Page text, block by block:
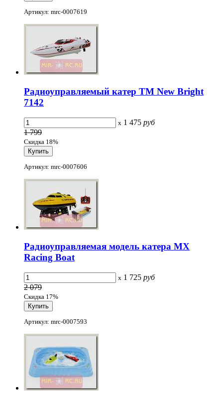
Артикул: mrc-0007619
Радиоуправляемый катер ТМ New Bright
7142
x 1 475 руб
1 799
Скидка 18%
Артикул: mrc-0007606
Радиоуправляемая модель катера MX
Racing Boat
x 1 725 руб
2 079
Скидка 17%
Артикул: mrc-0007593